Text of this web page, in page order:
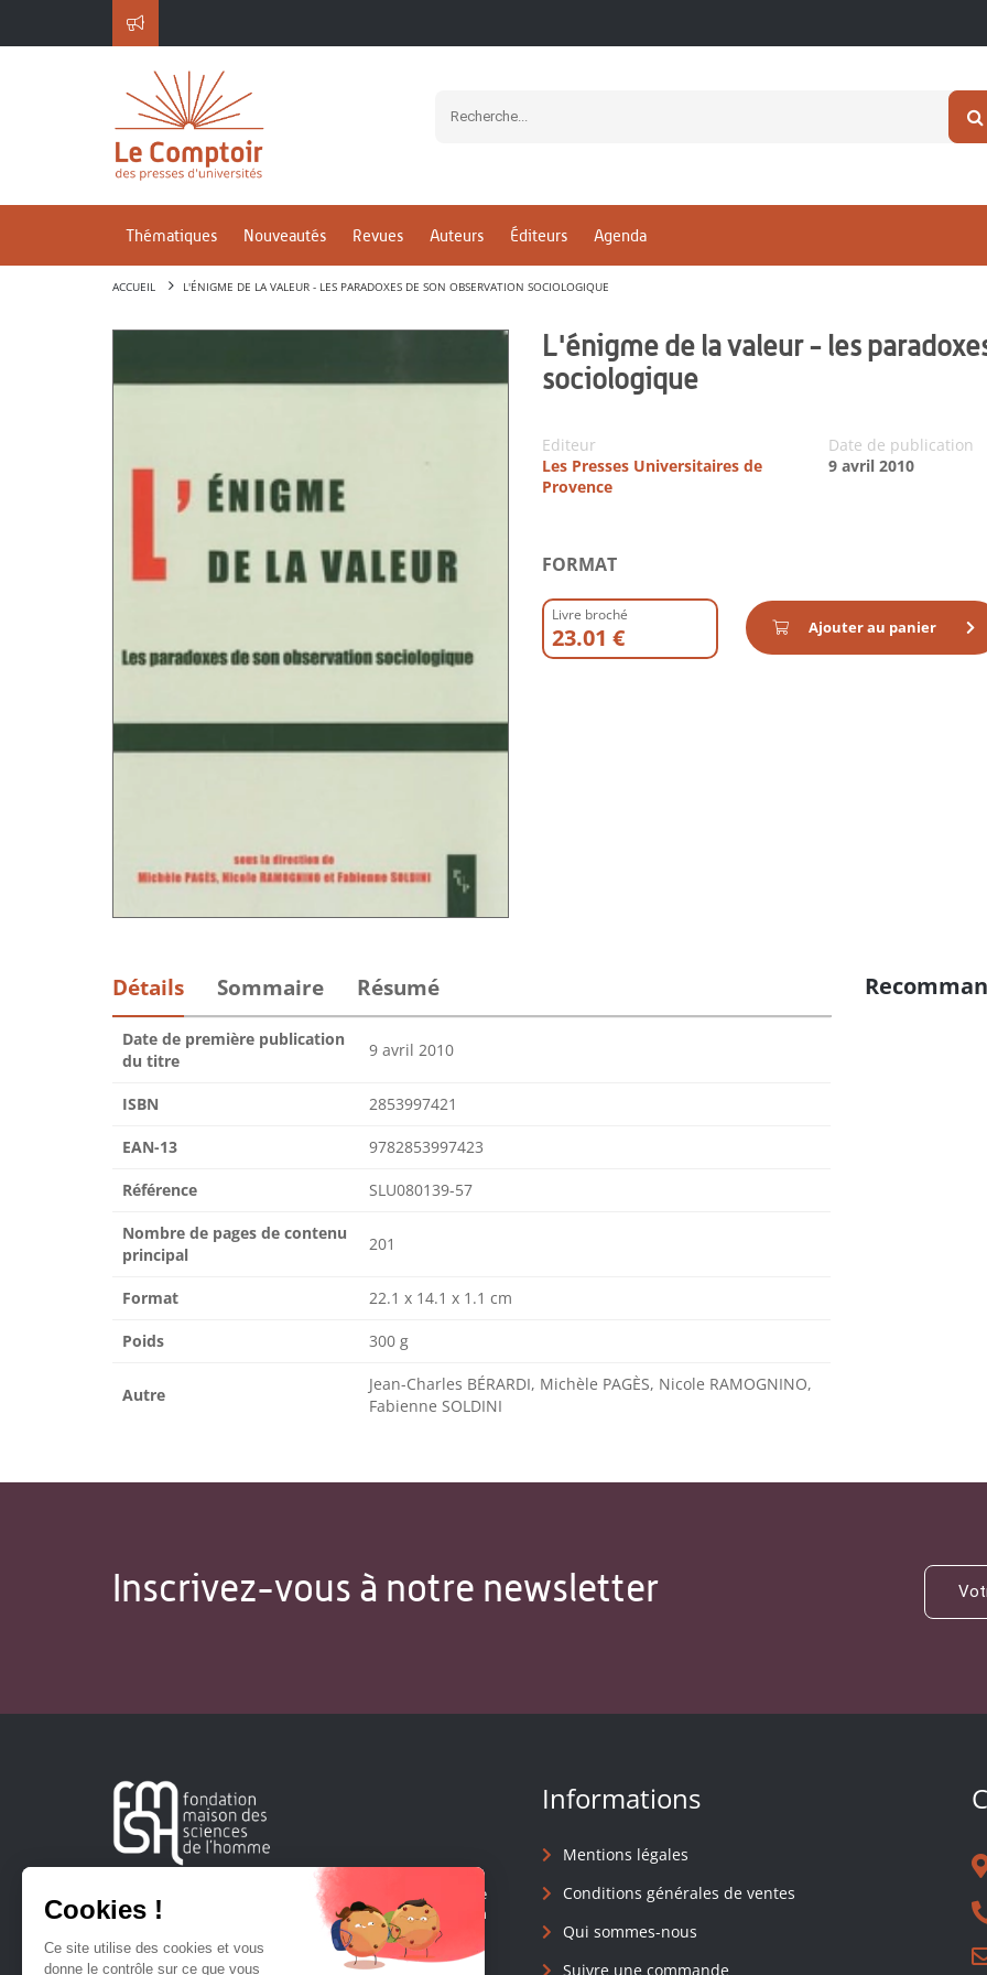
Thématiques Nouveautés Revues Auteurs Éditeurs Agenda
ACCUEIL L'ÉNIGME DE LA VALEUR - LES PARADOXES DE SON OBSERVATION SOCIOLOGIQUE
L'énigme de la valeur - les
sociologique
Editeur
Les Presses Universitaires de
Provence
Date de publication
9 avril 2010
FORMAT
Livre broché
23.01 € Ajouter au panier
Détails Sommaire Résumé
Date de première publication
du titre
9 avril 2010
ISBN 2853997421
EAN-13 9782853997423
Référence SLU080139-57
Nombre de pages de contenu
principal
201
Format 22.1 x 14.1 x 1.1 cm
Poids 300 g
Autre
Jean-Charles BÉRARDI, Michèle PAGÈS, Nicole RAMOGNINO,
Fabienne SOLDINI
Inscrivez-vous à notre newsletter
Créée en 1963, la Fondation Maison Sciences de l'Homme
soutient la recherche et la diffusion des connaissances en
Informations
Mentions légales
Conditions générales de ventes
Qui sommes-nous
Suivre une commande